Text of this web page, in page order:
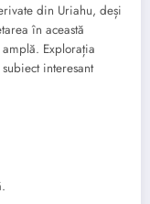
din Uriahu, deși
în această
Explorația
interesant